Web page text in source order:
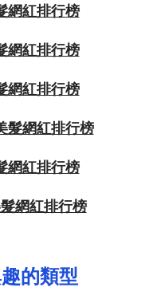
網紅排行榜
網紅排行榜
網紅排行榜
髮網紅排行榜
網紅排行榜
網紅排行榜
的類型